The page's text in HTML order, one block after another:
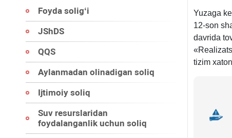
Foyda soligʻi
JShDS
QQS
Aylanmadan olinadigan soliq
Ijtimoiy soliq
Suv resurslaridan
foydalanganlik uchun soliq
Yuzaga
12-son
davrida
tizim